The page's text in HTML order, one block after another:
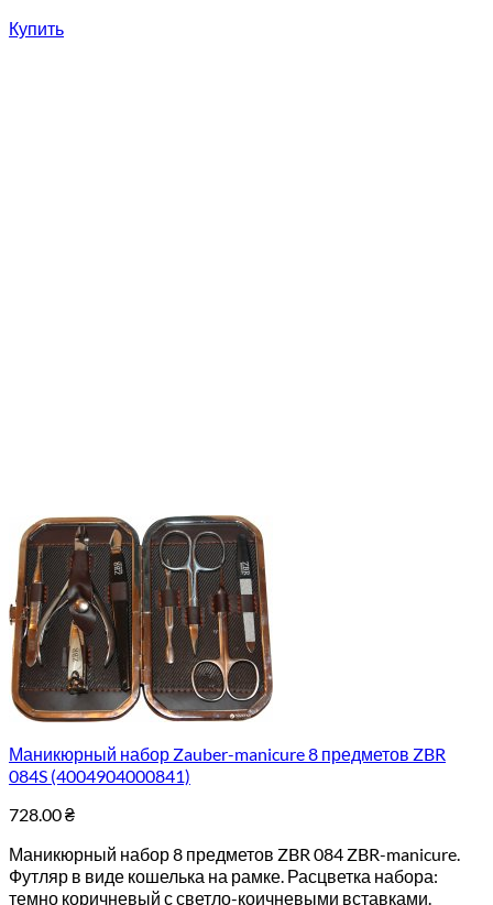
Купить
Маникюрный набор Zauber-manicure 8 предметов ZBR
084S (4004904000841)
728.00₴
Маникюрный набор 8 предметов ZBR 084 ZBR-manicure.
Футляр в виде кошелька на рамке. Расцветка набора:
темно коричневый с светло-коичневыми вставками.